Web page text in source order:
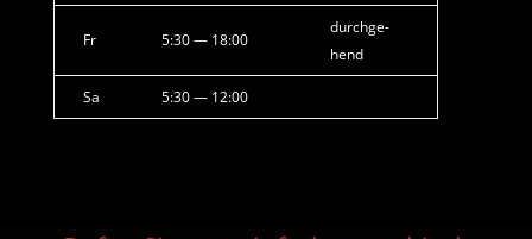
Fr 5:30 — 18:00
durch­ge­
hend
Sa 5:30 — 12:00